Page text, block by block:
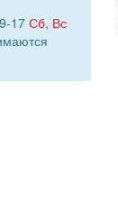
17 Сб, Вс